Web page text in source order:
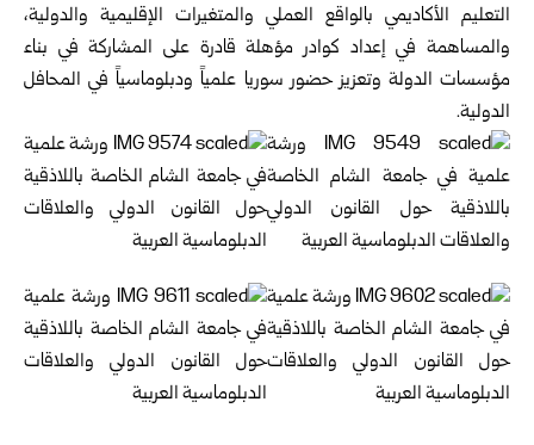
التعليم الأكاديمي بالواقع العملي والمتغيرات الإقليمية والدولية،
والمساهمة في إعداد كوادر مؤهلة قادرة على المشاركة في بناء
مؤسسات الدولة وتعزيز حضور سوريا علمياً ودبلوماسياً في المحافل
الدولية.